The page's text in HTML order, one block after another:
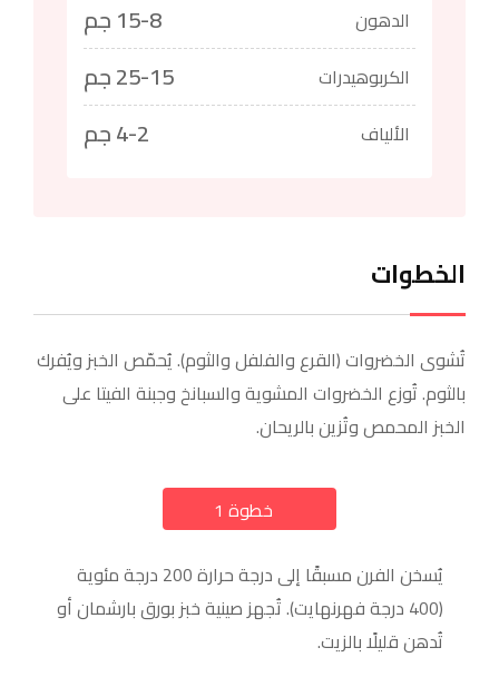
الدهون 15-8 جم
الكربوهيدرات 25-15 جم
الألياف 4-2 جم
الخطوات
تُشوى الخضروات (القرع والفلفل والثوم). يُحمّص الخبز ويُفرك
بالثوم. تُوزع الخضروات المشوية والسبانخ وجبنة الفيتا على
الخبز المحمص وتُزين بالريحان.
خطوة 1
يُسخن الفرن مسبقًا إلى درجة حرارة 200 درجة مئوية
(400 درجة فهرنهايت). تُجهز صينية خبز بورق بارشمان أو
تُدهن قليلًا بالزيت.